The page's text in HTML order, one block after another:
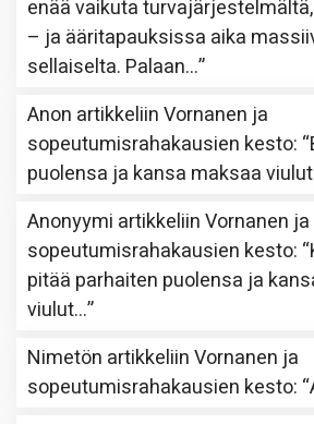
enää vaikuta
– ja ääritapauksissa aika
sellaiselta. Palaan…”
Anon artikkeliinVornanen ja
sopeutumisrahakausien kesto: “
puolensa ja kansa maksaa
Anonyymi artikkeliinVornanen ja
sopeutumisrahakausien kesto: “
pitää parhaiten puolensa ja
viulut…”
Nimetön artikkeliinVornanen ja
sopeutumisrahakausien kesto: “